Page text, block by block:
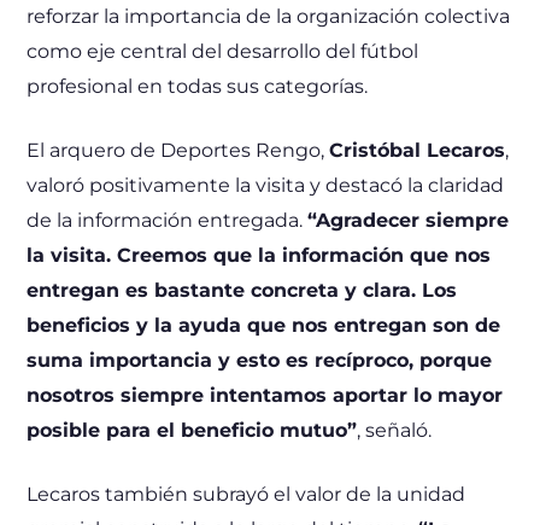
reforzar la importancia de la organización colectiva
como eje central del desarrollo del fútbol
profesional en todas sus categorías.
El arquero de Deportes Rengo,Cristóbal Lecaros,
valoró positivamente la visita y destacó la claridad
de la información entregada.“Agradecer siempre
la visita. Creemos que la información que nos
entregan es bastante concreta y clara. Los
beneficios y la ayuda que nos entregan son de
suma importancia y esto es recíproco, porque
nosotros siempre intentamos aportar lo mayor
posible para el beneficio mutuo”, señaló.
Lecaros también subrayó el valor de la unidad